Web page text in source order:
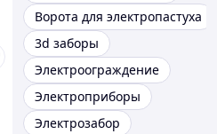
Ворота для электропастуха
3d заборы
Электроограждение
Электроприборы
Электрозабор